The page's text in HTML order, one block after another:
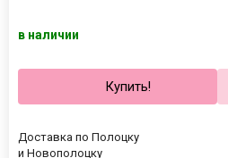
в наличии
Купить!
Доставка по Полоцку
и Новополоцку